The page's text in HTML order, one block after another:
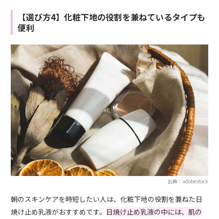
【選び方4】化粧下地の役割を兼ねているタイプも
便利
出典：adobestock
朝のスキンケアを時短したい人は、化粧下地の役割を兼ねた日
焼け止め乳液がおすすめです。 日焼け止め乳液の中には、肌の